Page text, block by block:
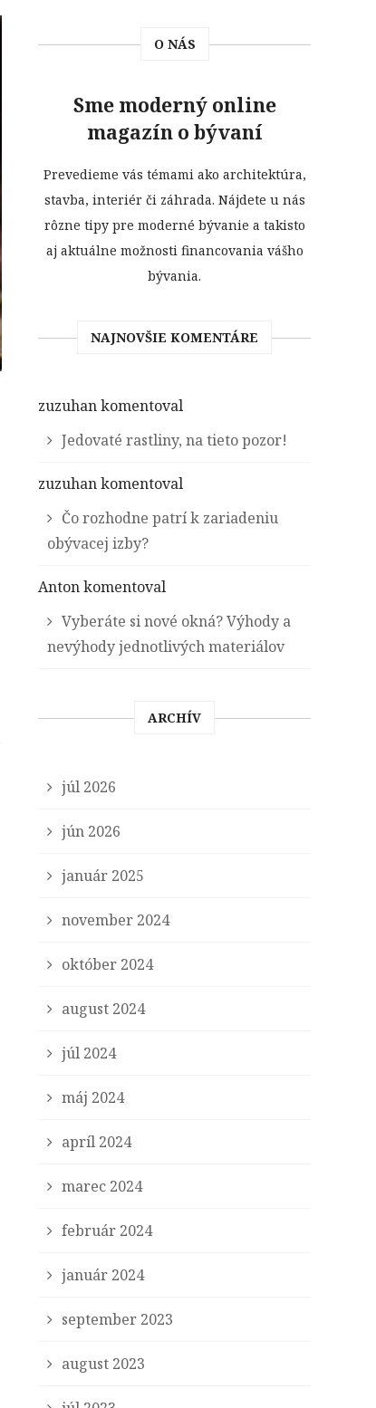
O NÁS
Sme moderný online
magazín o bývaní
Prevedieme vás témami ako architektúra,
stavba, interiér či záhrada. Nájdete u nás
rôzne tipy pre moderné bývanie a takisto
aj aktuálne možnosti financovania vášho
bývania.
NAJNOVŠIE KOMENTÁRE
zuzuhankomentoval
Jedovaté rastliny, na tieto pozor!
zuzuhankomentoval
Čo rozhodne patrí k zariadeniu
obývacej izby?
Antonkomentoval
Vyberáte si nové okná? Výhody a
nevýhody jednotlivých materiálov
ARCHÍV
júl 2026
jún 2026
január 2025
november 2024
október 2024
august 2024
júl 2024
máj 2024
apríl 2024
marec 2024
február 2024
január 2024
september 2023
august 2023